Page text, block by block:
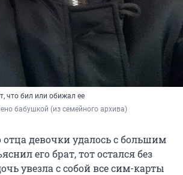
что бил или обижал ее
бабушкой (из семейного архива)
отца девочки удалось с большим
его брат, тот остался без
увезла с собой все сим-карты